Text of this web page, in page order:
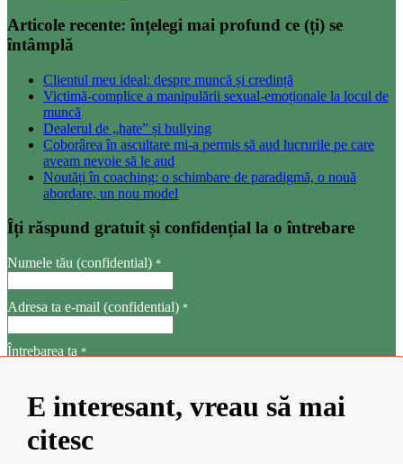
Articole recente: înțelegi mai profund ce (ți) se
întâmplă
Clientul meu ideal: despre muncă și credință
Victimă-complice a manipulării sexual-emoționale la locul de
muncă
Dealerul de „hate” și bullying
Coborârea în ascultare mi-a permis să aud lucrurile pe care
aveam nevoie să le aud
Noutăți în coaching: o schimbare de paradigmă, o nouă
abordare, un nou model
Îți răspund gratuit și confidențial la o întrebare
Numele tău (confidential) *
Adresa ta e-mail (confidential) *
Întrebarea ta *
E interesant, vreau să mai
citesc